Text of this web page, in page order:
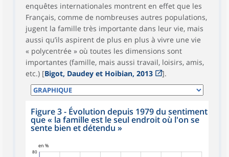
enquêtes internationales montrent en effet que les
Français, comme de nombreuses autres populations,
jugent la famille très importante dans leur vie, mais
aussi qu’ils aspirent de plus en plus à vivre une vie
« polycentrée » où toutes les dimensions sont
importantes (famille, mais aussi travail, loisirs, amis,
etc.) [Bigot, Daudey et Hoibian, 2013 ].
Figure 3 - Évolution depuis 1979 du sentiment
que « la famille est le seul endroit où l'on se
sente bien et détendu »
80
en %